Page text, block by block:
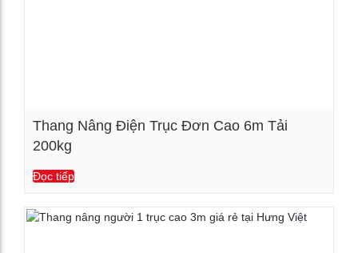
Thang Nâng Điện Trục Đơn Cao 6m Tải
200kg
Đọc tiếp